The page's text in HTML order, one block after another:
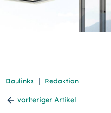
Baulinks | Redaktion
vorheriger Artikel